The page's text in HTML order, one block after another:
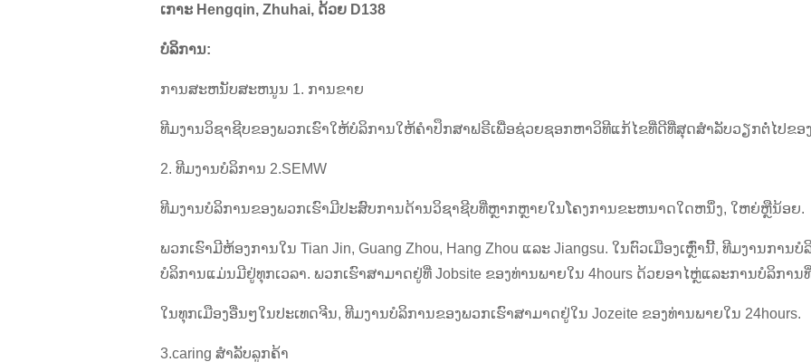
ເກາະ Hengqin, Zhuhai, ດ້ວຍ D138
ບໍລິການ:
ການສະຫນັບສະຫນູນ 1. ການຂາຍ
ທີມງານວິຊາຊີບຂອງພວກເຮົາໃຫ້ບໍລິການໃຫ້ຄໍາປຶກສາຟຣີເພື່ອຊ່ວຍຊອກຫາວິທີແກ້ໄຂທີ່ດີທີ່ສຸດສໍາລັບວຽກຕໍ່ໄປຂອ
2. ທີມງານບໍລິການ 2.SEMW
ທີມງານບໍລິການຂອງພວກເຮົາມີປະສົບການດ້ານວິຊາຊີບທີ່ຫຼາກຫຼາຍໃນໂຄງການຂະຫນາດໃດຫນຶ່ງ, ໃຫຍ່ຫຼືນ້ອຍ.
ພວກເຮົາມີຫ້ອງການໃນ Tian Jin, Guang Zhou, Hang Zhou ແລະ Jiangsu. ໃນຕົວເມືອງເຫຼົ່ານີ້, ທີມງານກາ
ບໍລິການແມ່ນມີຢູ່ທຸກເວລາ. ພວກເຮົາສາມາດຢູ່ທີ່ Jobsite ຂອງທ່ານພາຍໃນ 4hours ດ້ວຍອາໄຫຼ່ແລະການບໍລິການ
ໃນທຸກເມືອງອື່ນໆໃນປະເທດຈີນ, ທີມງານບໍລິການຂອງພວກເຮົາສາມາດຢູ່ໃນ Jozeite ຂອງທ່ານພາຍໃນ 24hours.
3.caring ສໍາລັບລູກຄ້າ